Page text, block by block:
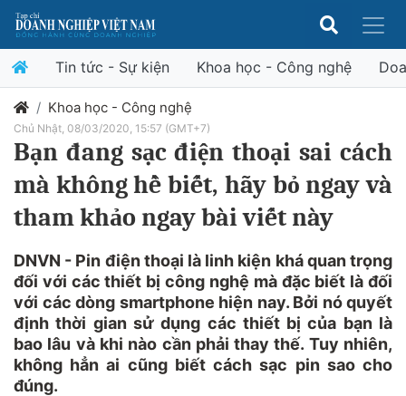
Tin tức - Sự kiện Khoa học - Công nghệ
Khoa học - Công nghệ
Chủ Nhật, 08/03/2020, 15:57 (GMT+7)
Bạn đang sạc điện thoại sai cách
mà không hề biết, hãy bỏ ngay và
tham khảo ngay bài viết này
DNVN - Pin điện thoại là linh kiện khá quan trọng
đối với các thiết bị công nghệ mà đặc biết là đối
với các dòng smartphone hiện nay. Bởi nó quyết
định thời gian sử dụng các thiết bị của bạn là
bao lâu và khi nào cần phải thay thế. Tuy nhiên,
không hẳn ai cũng biết cách sạc pin sao cho
đúng.